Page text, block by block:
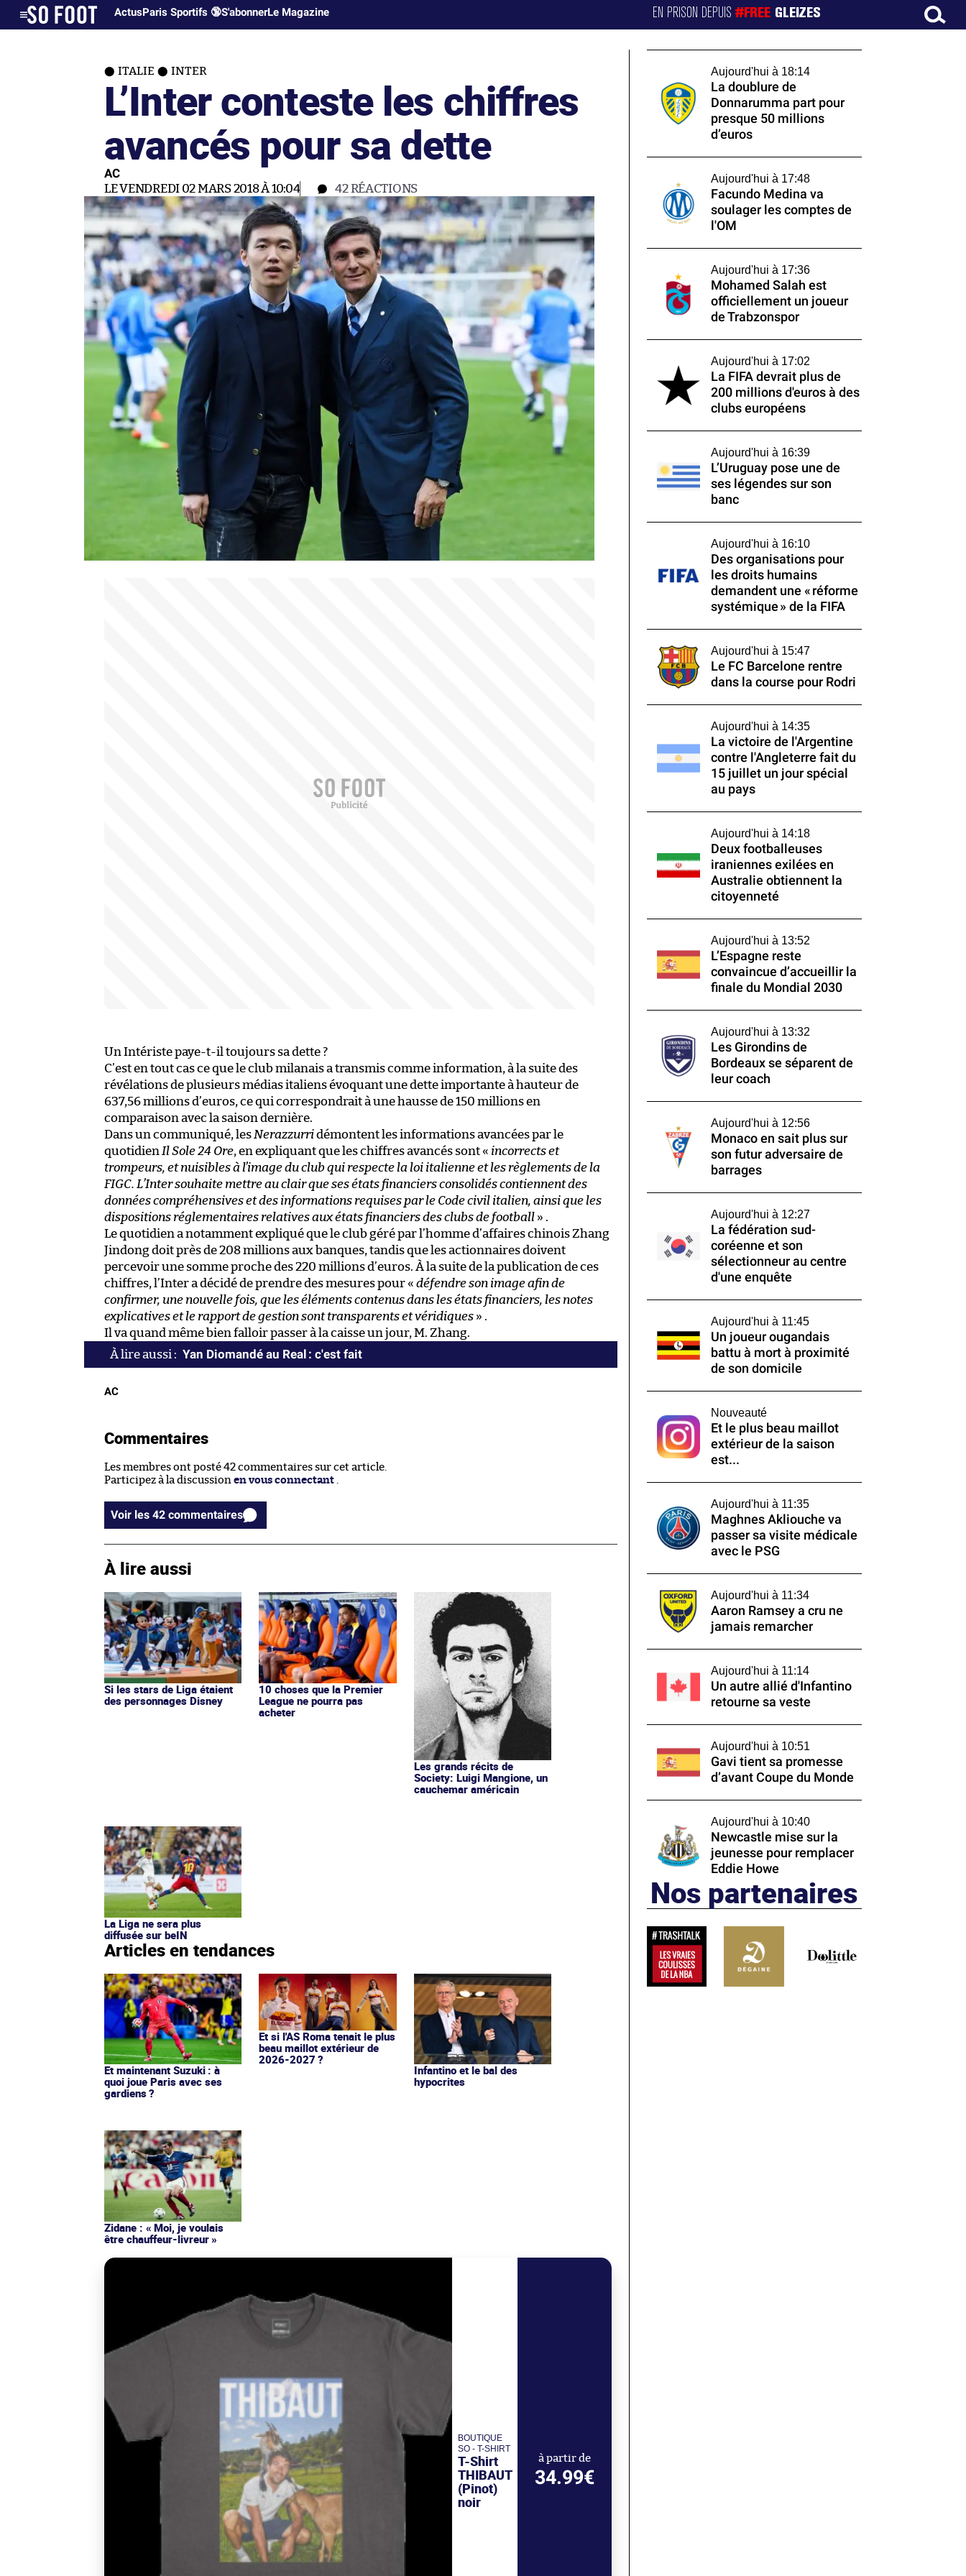
ActusParis Sportifs 🔞S'abonnerLe Magazine EN PRISON DEPUIS#FREE GLEIZES
ITALIE INTER
L’Inter conteste les chiffres
avancés pour sa dette
AC
LE VENDREDI 02 MARS 2018 À 10:04 42RÉACTIONS
Un Intériste paye-t-il toujours sa dette ?
C’est en tout cas ce que le club milanais a transmis comme information, à la suite des
révélations de plusieurs médias italiens évoquant une dette importante à hauteur de
637,56 millions d’euros, ce qui correspondrait à une hausse de 150 millions en
comparaison avec la saison dernière.
Dans un communiqué, les Nerazzurridémontent les informations avancées par le
quotidien Il Sole 24 Ore, en expliquant que les chiffres avancés sont « incorrects et
trompeurs, et nuisibles à l’image du club qui respecte la loi italienne et les règlements de la
FIGC. L’Inter souhaite mettre au clair que ses états financiers consolidés contiennent des
données compréhensives et des informations requises par le Code civil italien, ainsi que les
dispositions réglementaires relatives aux états financiers des clubs de football » .
Le quotidien a notamment expliqué que le club géré par l’homme d’affaires chinois Zhang
Jindong doit près de 208 millions aux banques, tandis que les actionnaires doivent
percevoir une somme proche des 220 millions d’euros. À la suite de la publication de ces
chiffres, l’Inter a décidé de prendre des mesures pour « défendre son image afin de
confirmer, une nouvelle fois, que les éléments contenus dans les états financiers, les notes
explicatives et le rapport de gestion sont transparents et véridiques » .
Il va quand même bien falloir passer à la caisse un jour, M. Zhang.
Yan Diomandé au Real : c'est fait
AC
Commentaires
Les membres ont posté 42 commentaires sur cet article.
Participez à la discussion en vous connectant .
Voir les 42 commentaires
À lire aussi
Si les stars de Liga étaient
des personnages Disney
10 choses que la Premier
League ne pourra pas
acheter
Les grands récits de
Society: Luigi Mangione, un
cauchemar américain
La Liga ne sera plus
diffusée sur beIN
Articles en tendances
Et maintenant Suzuki : à
quoi joue Paris avec ses
gardiens ?
Et si l'AS Roma tenait le plus
beau maillot extérieur de
2026-2027 ?
Infantino et le bal des
hypocrites
Zidane : « Moi, je voulais
être chauffeur-livreur »
BOUTIQUE
SO - T-SHIRT
T-Shirt
THIBAUT
(Pinot)
noir
à partir de
34.99€
Aujourd'hui à 18:14
La doublure de
Donnarumma part pour
presque 50 millions
d’euros
Aujourd'hui à 17:48
Facundo Medina va
soulager les comptes de
l'OM
Aujourd'hui à 17:36
Mohamed Salah est
officiellement un joueur
de Trabzonspor
Aujourd'hui à 17:02
La FIFA devrait plus de
200 millions d'euros à des
clubs européens
Aujourd'hui à 16:39
L’Uruguay pose une de
ses légendes sur son
banc
Aujourd'hui à 16:10
Des organisations pour
les droits humains
demandent une « réforme
systémique » de la FIFA
Aujourd'hui à 15:47
Le FC Barcelone rentre
dans la course pour Rodri
Aujourd'hui à 14:35
La victoire de l'Argentine
contre l'Angleterre fait du
15 juillet un jour spécial
au pays
Aujourd'hui à 14:18
Deux footballeuses
iraniennes exilées en
Australie obtiennent la
citoyenneté
Aujourd'hui à 13:52
L’Espagne reste
convaincue d’accueillir la
finale du Mondial 2030
Aujourd'hui à 13:32
Les Girondins de
Bordeaux se séparent de
leur coach
Aujourd'hui à 12:56
Monaco en sait plus sur
son futur adversaire de
barrages
Aujourd'hui à 12:27
La fédération sud-
coréenne et son
sélectionneur au centre
d'une enquête
Aujourd'hui à 11:45
Un joueur ougandais
battu à mort à proximité
de son domicile
Nouveauté
Et le plus beau maillot
extérieur de la saison
est...
Aujourd'hui à 11:35
Maghnes Akliouche va
passer sa visite médicale
avec le PSG
Aujourd'hui à 11:34
Aaron Ramsey a cru ne
jamais remarcher
Aujourd'hui à 11:14
Un autre allié d'Infantino
retourne sa veste
Aujourd'hui à 10:51
Gavi tient sa promesse
d’avant Coupe du Monde
Aujourd'hui à 10:40
Newcastle mise sur la
jeunesse pour remplacer
Eddie Howe
Nos partenaires